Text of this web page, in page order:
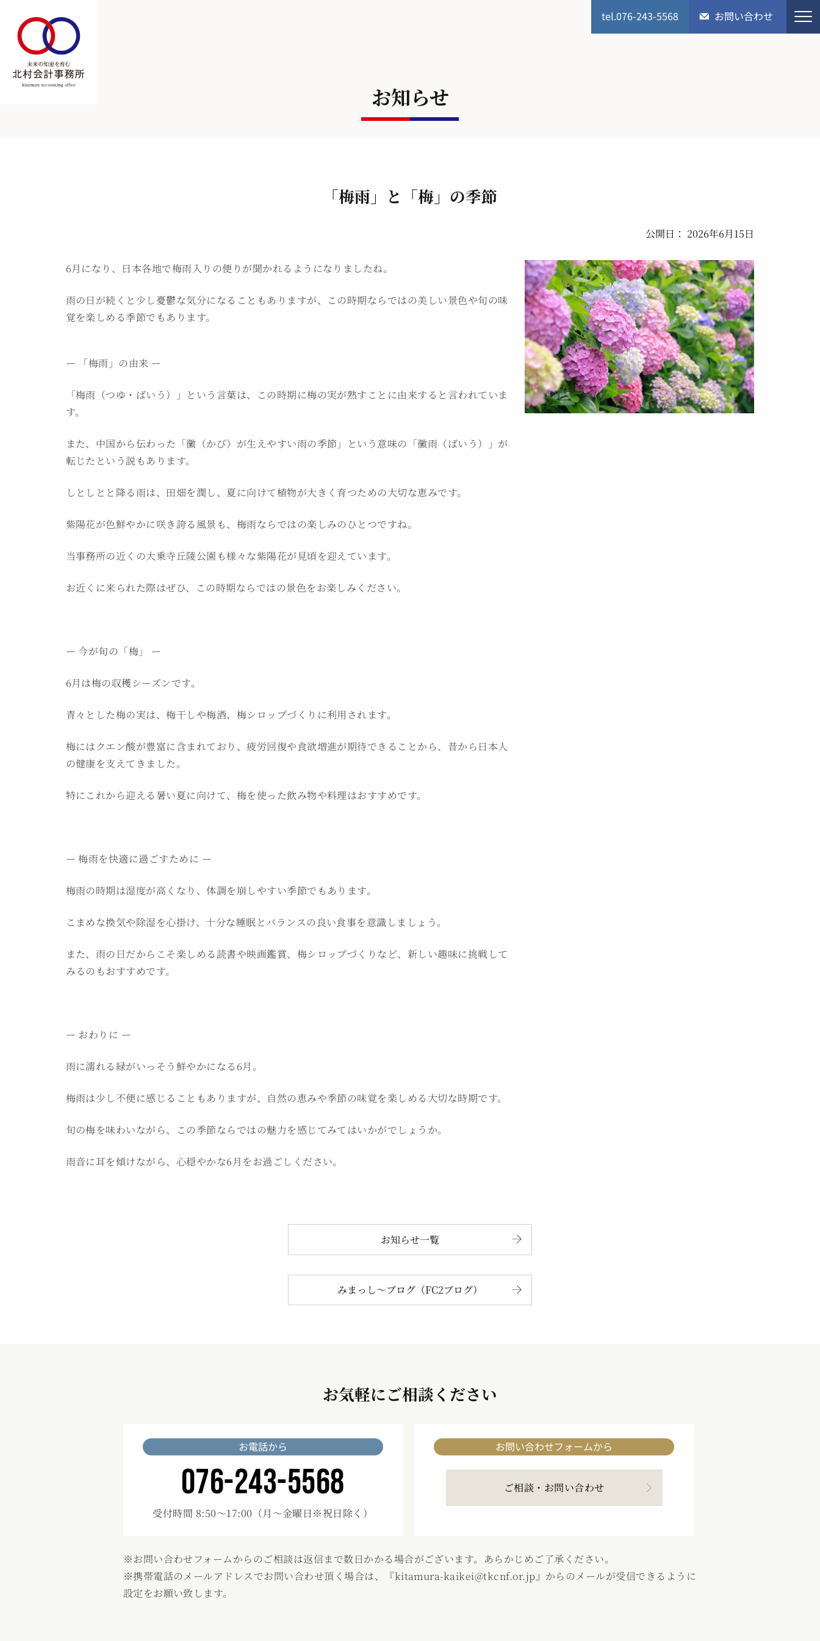
tel.076-243-5568 お問い合わせ
お知らせ
「梅雨」と「梅」の季節
公開日： 2026年6月15日
6月になり、日本各地で梅雨入りの便りが聞かれるようになりましたね。
雨の日が続くと少し憂鬱な気分になることもありますが、この時期ならではの美しい景色や旬の味
覚を楽しめる季節でもあります。
ー 「梅雨」の由来 ー
「梅雨（つゆ・ばいう）」という言葉は、この時期に梅の実が熟すことに由来すると言われていま
す。
また、中国から伝わった「黴（かび）が生えやすい雨の季節」という意味の「黴雨（ばいう）」が
転じたという説もあります。
しとしとと降る雨は、田畑を潤し、夏に向けて植物が大きく育つための大切な恵みです。
紫陽花が色鮮やかに咲き誇る風景も、梅雨ならではの楽しみのひとつですね。
当事務所の近くの大乗寺丘陵公園も様々な紫陽花が見頃を迎えています。
お近くに来られた際はぜひ、この時期ならではの景色をお楽しみください。
ー 今が旬の「梅」 ー
6月は梅の収穫シーズンです。
青々とした梅の実は、梅干しや梅酒、梅シロップづくりに利用されます。
梅にはクエン酸が豊富に含まれており、疲労回復や食欲増進が期待できることから、昔から日本人
の健康を支えてきました。
特にこれから迎える暑い夏に向けて、梅を使った飲み物や料理はおすすめです。
ー 梅雨を快適に過ごすために ー
梅雨の時期は湿度が高くなり、体調を崩しやすい季節でもあります。
こまめな換気や除湿を心掛け、十分な睡眠とバランスの良い食事を意識しましょう。
また、雨の日だからこそ楽しめる読書や映画鑑賞、梅シロップづくりなど、新しい趣味に挑戦して
みるのもおすすめです。
ー おわりに ー
雨に濡れる緑がいっそう鮮やかになる6月。
梅雨は少し不便に感じることもありますが、自然の恵みや季節の味覚を楽しめる大切な時期です。
旬の梅を味わいながら、この季節ならではの魅力を感じてみてはいかがでしょうか。
雨音に耳を傾けながら、心穏やかな6月をお過ごしください。
お知らせ一覧
みまっし～ブログ（FC2ブログ）
お気軽にご相談ください
お電話から
076-243-5568
受付時間 8:50～17:00 （月～金曜日※祝日除く）
お問い合わせフォームから
ご相談・お問い合わせ
※お問い合わせフォームからのご相談は返信まで数日かかる場合がございます。あらかじめご了承ください。
※携帯電話のメールアドレスでお問い合わせ頂く場合は、『kitamura-kaikei@tkcnf.or.jp』からのメールが受信できるように
設定をお願い致します。